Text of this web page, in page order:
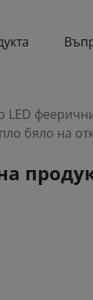
LED
бяло на